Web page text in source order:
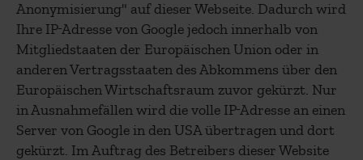
Anonymisierung" auf dieser Webseite. Dadurch wird
Ihre IP-Adresse von Google jedoch innerhalb von
Mitgliedstaaten der Europäischen Union oder in
anderen Vertragsstaaten des Abkommens über den
Europäischen Wirtschaftsraum zuvor gekürzt. Nur
in Ausnahmefällen wird die volle IP-Adresse an einen
Server von Google in den USA übertragen und dort
gekürzt. Im Auftrag des Betreibers dieser Website